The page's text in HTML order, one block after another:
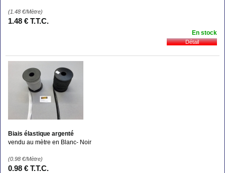
(1.48 €/Mètre)
1.48 € T.T.C.
En stock
Biais élastique argenté
vendu au mètre en Blanc- Noir
(0.98 €/Mètre)
0.98 € T.T.C.